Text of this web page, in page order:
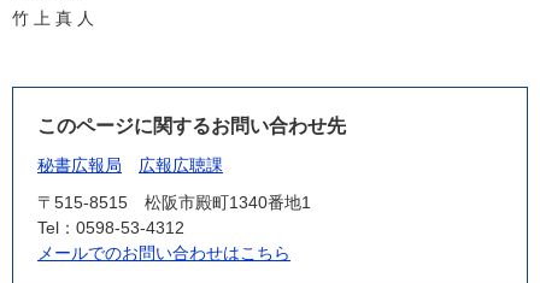
竹 上 真 人
このページに関するお問い合わせ先
秘書広報局
広報広聴課
〒515-8515
松阪市殿町1340番地1
Tel：0598-53-4312
メールでのお問い合わせはこちら